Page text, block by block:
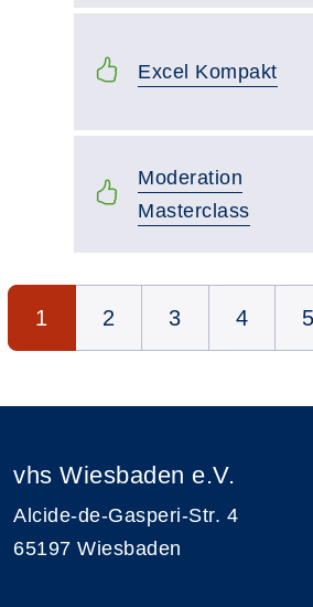
Excel Kompakt
Moderation
Masterclass
1 2 3 4 5
vhs Wiesbaden e.V.
Alcide-de-Gasperi-Str. 4
65197 Wiesbaden